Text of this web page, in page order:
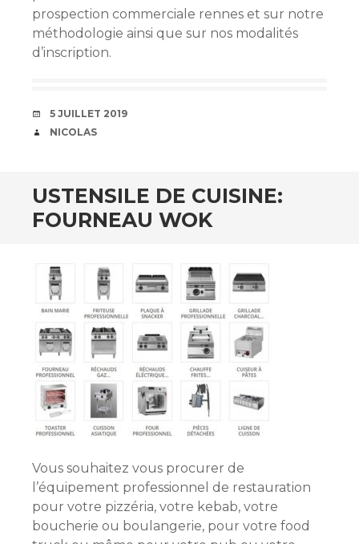
prospection commerciale rennes et sur notre
méthodologie ainsi que sur nos modalités
d’inscription.
DATE
5 JUILLET 2019
AUTEUR
NICOLAS
USTENSILE DE CUISINE:
FOURNEAU WOK
Vous souhaitez vous procurer de
l’équipement professionnel de restauration
pour votre pizzéria, votre kebab, votre
boucherie ou boulangerie, pour votre food